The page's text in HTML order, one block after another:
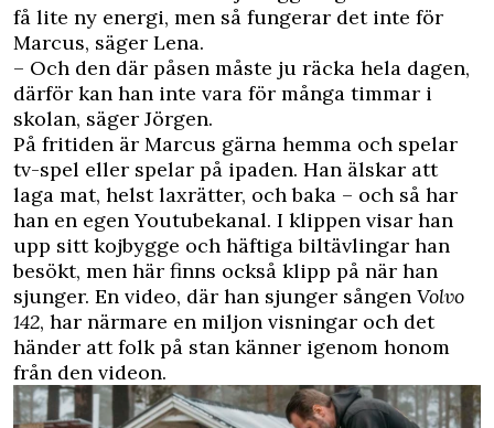
få lite ny energi, men så fungerar det inte för
Marcus, säger Lena.
– Och den där påsen måste ju räcka hela dagen,
därför kan han inte vara för många timmar i
skolan, säger Jörgen.
På fritiden är Marcus gärna hemma och spelar
tv-spel eller spelar på ipaden. Han älskar att
laga mat, helst laxrätter, och baka – och så har
han en egen Youtubekanal. I klippen visar han
upp sitt kojbygge och häftiga biltävlingar han
besökt, men här finns också klipp på när han
sjunger. En video, där han sjunger sången Volvo
142, har närmare en miljon visningar och det
händer att folk på stan känner igenom honom
från den videon.